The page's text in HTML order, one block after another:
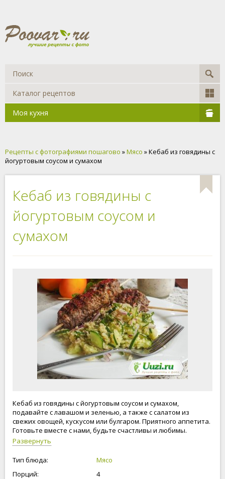
Каталог рецептов
Моя кухня
Рецепты с фотографиями пошагово »Мясо » Кебаб из говядины с
йогуртовым соусом и сумахом
Кебаб из говядины с
йогуртовым соусом и
сумахом
Кебаб из говядины с йогуртовым соусом и сумахом,
подавайте с лавашом и зеленью, а также с салатом из
свежих овощей, кускусом или булгаром. Приятного аппетита.
Готовьте вместе с нами, будьте счастливы и любимы.
Развернуть
Тип блюда:
Мясо
Порций:
4